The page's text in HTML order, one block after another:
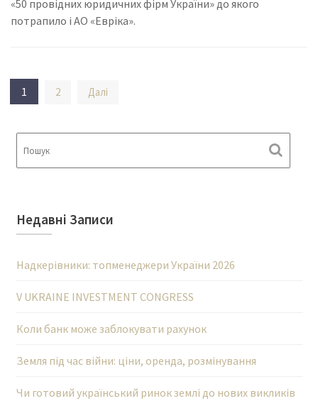
«50 провідних юридичних фірм України» до якого
потрапило і АО «Евріка».
Пагінація
записів
1 2 Далі
Недавні Записи
Надкерівники: топменеджери України 2026
V UKRAINE INVESTMENT CONGRESS
Коли банк може заблокувати рахунок
Земля під час війни: ціни, оренда, розмінування
Чи готовий український ринок землі до нових викликів